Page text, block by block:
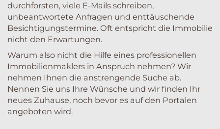
durchforsten, viele E-Mails schreiben,
unbeantwortete Anfragen und enttäuschende
Besichtigungstermine. Oft entspricht die Immobilie
nicht den Erwartungen.
Warum also nicht die Hilfe eines professionellen
Immobilienmaklers in Anspruch nehmen? Wir
nehmen Ihnen die anstrengende Suche ab.
Nennen Sie uns Ihre Wünsche und wir finden Ihr
neues Zuhause, noch bevor es auf den Portalen
angeboten wird.